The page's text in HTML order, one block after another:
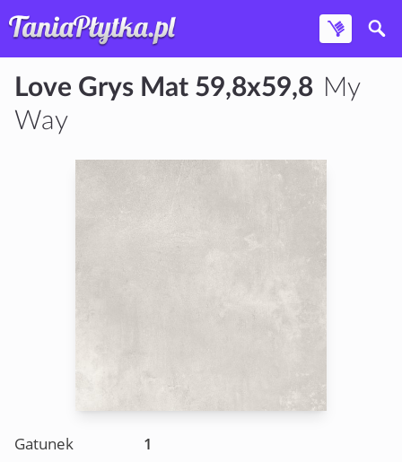
Love Grys Mat 59,8x59,8 My
Way
Gatunek
1